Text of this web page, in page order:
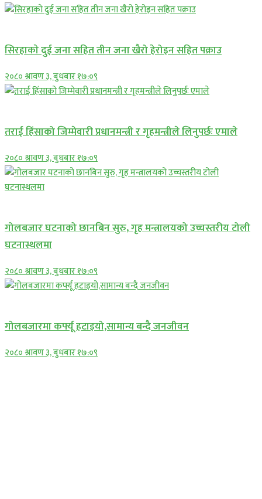
सिरहाकाे दुई जना सहित तीन जना खैरो हेरोइन सहित पक्राउ
२०८० श्रावण ३, बुधबार १७:०९
तराई हिंसाको जिम्मेवारी प्रधानमन्त्री र गृहमन्त्रीले लिनुपर्छः एमाले
२०८० श्रावण ३, बुधबार १७:०९
गोलबजार घटनाको छानबिन सुरु, गृह मन्त्रालयको उच्चस्तरीय टोली
घटनास्थलमा
२०८० श्रावण ३, बुधबार १७:०९
गोलबजारमा कर्फ्यू हटाइयो,सामान्य बन्दै जनजीवन
२०८० श्रावण ३, बुधबार १७:०९